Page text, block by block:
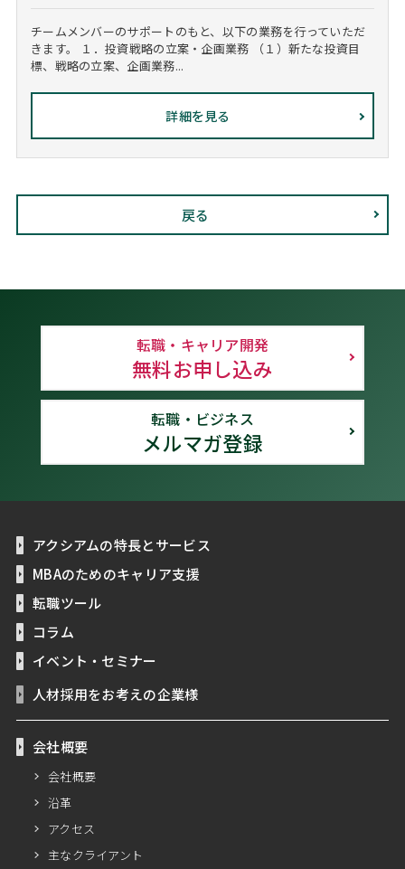
チームメンバーのサポートのもと、以下の業務を行っていただ
きます。 １．投資戦略の立案・企画業務 （１）新たな投資目
標、戦略の立案、企画業務...
詳細を見る
戻る
転職・キャリア開発
無料お申し込み
転職・ビジネス
メルマガ登録
アクシアムの特長とサービス
MBAのためのキャリア支援
転職ツール
コラム
イベント・セミナー
人材採用をお考えの企業様
会社概要
会社概要
沿革
アクセス
主なクライアント